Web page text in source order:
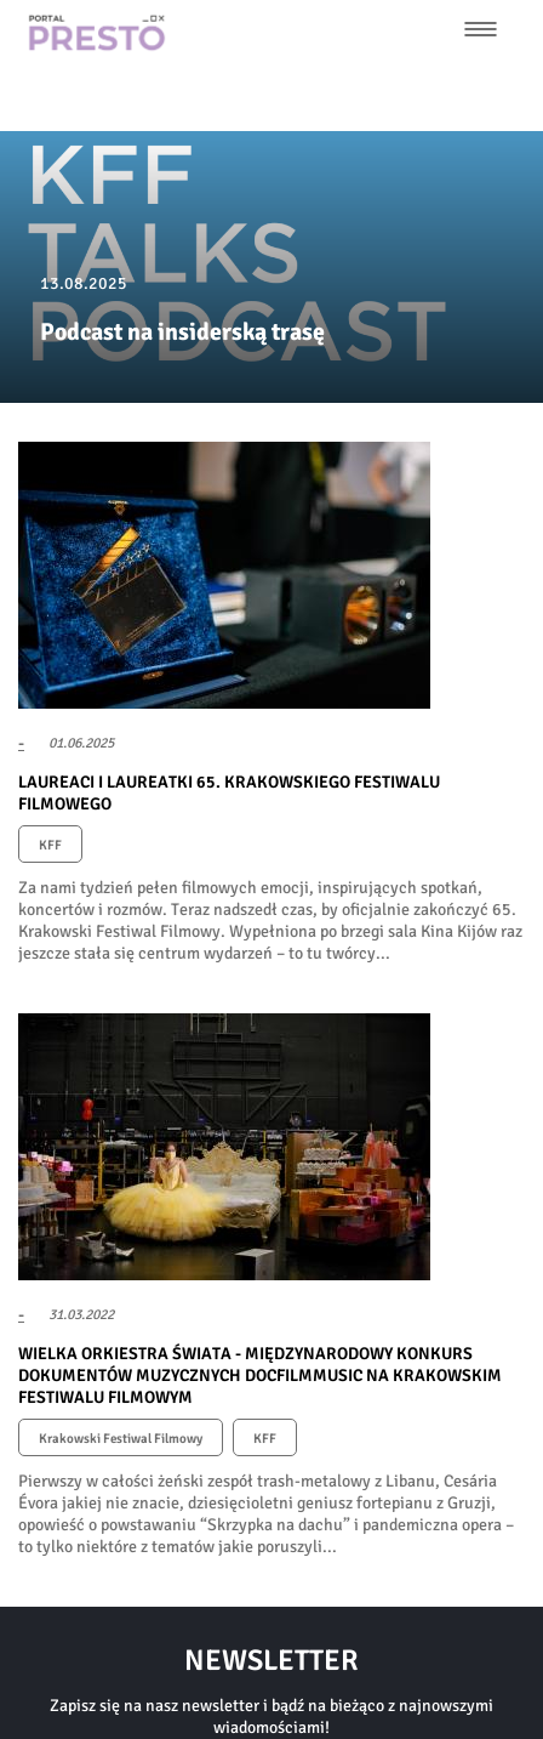
Przejdź
nawigacja
13.08.2025
Podcast na insiderską trasę
- 01.06.2025
LAUREACI I LAUREATKI 65. KRAKOWSKIEGO FESTIWALU
FILMOWEGO
KFF
Za nami tydzień pełen filmowych emocji, inspirujących spotkań,
koncertów i rozmów. Teraz nadszedł czas, by oficjalnie zakończyć 65.
Krakowski Festiwal Filmowy. Wypełniona po brzegi sala Kina Kijów raz
jeszcze stała się centrum wydarzeń – to tu twórcy...
- 31.03.2022
WIELKA ORKIESTRA ŚWIATA - MIĘDZYNARODOWY KONKURS
DOKUMENTÓW MUZYCZNYCH DOCFILMMUSIC NA KRAKOWSKIM
FESTIWALU FILMOWYM
Krakowski Festiwal Filmowy KFF
Pierwszy w całości żeński zespół trash-metalowy z Libanu, Cesária
Évora jakiej nie znacie, dziesięcioletni geniusz fortepianu z Gruzji,
opowieść o powstawaniu “Skrzypka na dachu” i pandemiczna opera –
to tylko niektóre z tematów jakie poruszyli...
NEWSLETTER
Zapisz się na nasz newsletter i bądź na bieżąco z najnowszymi
wiadomościami!